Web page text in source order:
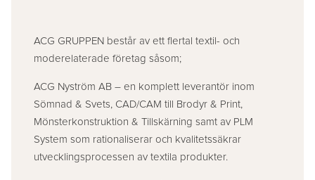
ACG GRUPPEN består av ett flertal textil- och
moderelaterade företag såsom;
ACG Nyström AB – en komplett leverantör inom
Sömnad & Svets, CAD/CAM till Brodyr & Print,
Mönsterkonstruktion & Tillskärning samt av PLM
System som rationaliserar och kvalitetssäkrar
utvecklingsprocessen av textila produkter.